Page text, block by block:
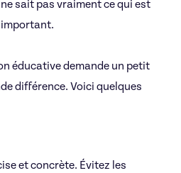
sait pas vraiment ce qui est
important.
éducative demande un petit
différence. Voici quelques
et concrète. Évitez les